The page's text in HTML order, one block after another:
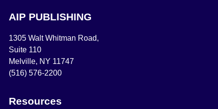
AIP PUBLISHING
1305 Walt Whitman Road,
Suite 110
Melville, NY 11747
(516) 576-2200
Resources